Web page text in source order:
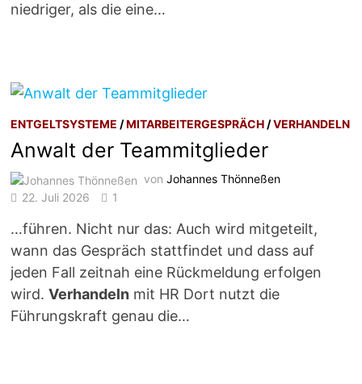
niedriger, als die eine…
ENTGELTSYSTEME /MITARBEITERGESPRÄCH /VERHANDELN
Anwalt der Teammitglieder
vonJohannes Thönneßen
22. Juli 2026
1
…führen. Nicht nur das: Auch wird mitgeteilt,
wann das Gespräch stattfindet und dass auf
jeden Fall zeitnah eine Rückmeldung erfolgen
wird.Verhandeln mit HR Dort nutzt die
Führungskraft genau die…